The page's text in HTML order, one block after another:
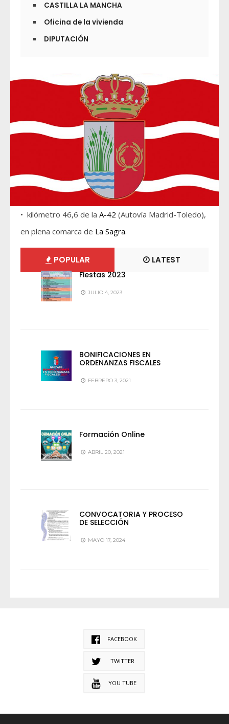
CASTILLA LA MANCHA
Oficina de la vivienda
DIPUTACIÓN
• kilómetro 46,6 de la A-42 (Autovía Madrid-Toledo),
en plena comarca de La Sagra.
POPULAR LATEST
Fiestas 2023
JULIO 4, 2023
BONIFICACIONES EN
ORDENANZAS FISCALES
FEBRERO 3, 2021
Formación Online
ABRIL 20, 2021
CONVOCATORIA Y PROCESO
DE SELECCIÓN
MAYO 17, 2024
FACEBOOK
TWITTER
YOU TUBE